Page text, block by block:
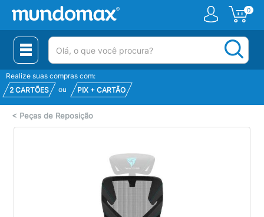
0
(pesquisar)
Realize suas compras com:
2 CARTÕES
ou PIX + CARTÃO
< Peças de Reposição